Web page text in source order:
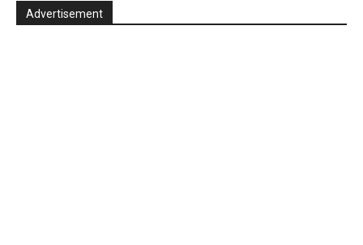
Advertisement